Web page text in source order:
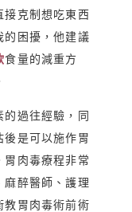
接克制想吃東西
的困擾，他建議
食量的減重方
的過往經驗，同
後是可以施作胃
胃肉毒療程非常
麻醉醫師、護理
教胃肉毒術前術